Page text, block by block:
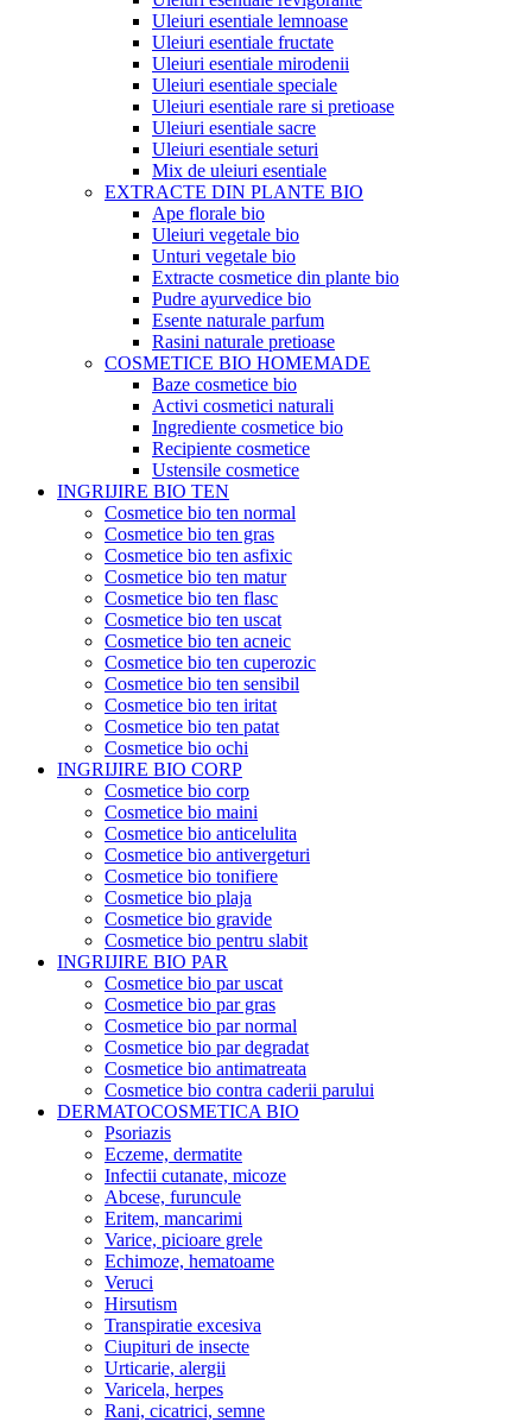
Uleiuri esentiale lemnoase
Uleiuri esentiale fructate
Uleiuri esentiale mirodenii
Uleiuri esentiale speciale
Uleiuri esentiale rare si pretioase
Uleiuri esentiale sacre
Uleiuri esentiale seturi
Mix de uleiuri esentiale
EXTRACTE DIN PLANTE BIO
Ape florale bio
Uleiuri vegetale bio
Unturi vegetale bio
Extracte cosmetice din plante bio
Pudre ayurvedice bio
Esente naturale parfum
Rasini naturale pretioase
COSMETICE BIO HOMEMADE
Baze cosmetice bio
Activi cosmetici naturali
Ingrediente cosmetice bio
Recipiente cosmetice
Ustensile cosmetice
INGRIJIRE BIO TEN
Cosmetice bio ten normal
Cosmetice bio ten gras
Cosmetice bio ten asfixic
Cosmetice bio ten matur
Cosmetice bio ten flasc
Cosmetice bio ten uscat
Cosmetice bio ten acneic
Cosmetice bio ten cuperozic
Cosmetice bio ten sensibil
Cosmetice bio ten iritat
Cosmetice bio ten patat
Cosmetice bio ochi
INGRIJIRE BIO CORP
Cosmetice bio corp
Cosmetice bio maini
Cosmetice bio anticelulita
Cosmetice bio antivergeturi
Cosmetice bio tonifiere
Cosmetice bio plaja
Cosmetice bio gravide
Cosmetice bio pentru slabit
INGRIJIRE BIO PAR
Cosmetice bio par uscat
Cosmetice bio par gras
Cosmetice bio par normal
Cosmetice bio par degradat
Cosmetice bio antimatreata
Cosmetice bio contra caderii parului
DERMATOCOSMETICA BIO
Psoriazis
Eczeme, dermatite
Infectii cutanate, micoze
Abcese, furuncule
Eritem, mancarimi
Varice, picioare grele
Echimoze, hematoame
Veruci
Hirsutism
Transpiratie excesiva
Ciupituri de insecte
Urticarie, alergii
Varicela, herpes
Rani, cicatrici, semne